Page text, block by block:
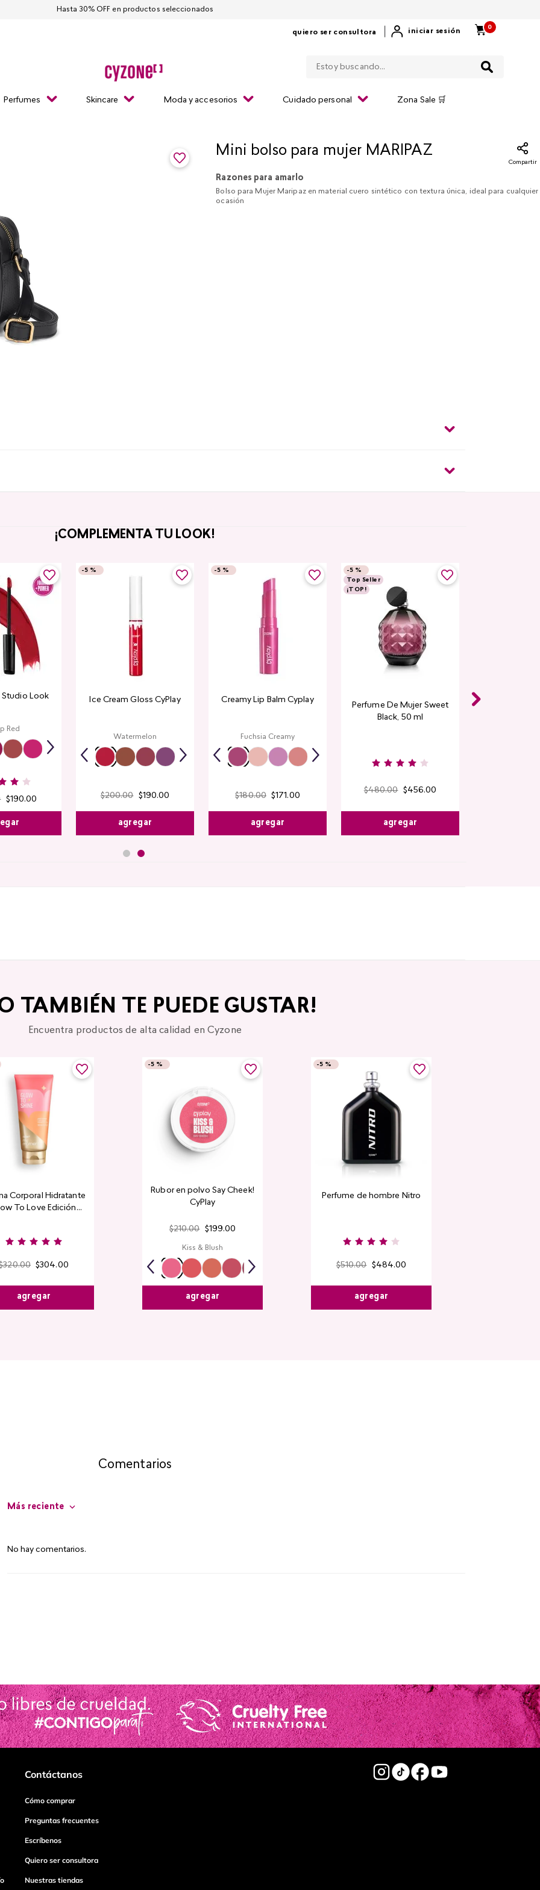
quiero ser consultora iniciar sesión
0
Perfumes Skincare Moda y accesorios Cuidado personal Zona Sale 🛒
Hasta 30% OFF en productos seleccionados
Mini bolso para mujer MARIPAZ
Compartir
Razones para amarlo
Bolso para Mujer Maripaz en material cuero sintético con textura única, ideal para cualquier
ocasión
¡COMPLEMENTA TU LOOK!
Studio Look
Red
$190.00
-5 %
Ice Cream Gloss CyPlay
Watermelon
$200.00 $190.00
agregar
-5 %
Creamy Lip Balm Cyplay
Fuchsia Creamy
$180.00 $171 .00
agregar
-5 %
Top Seller
¡TOP!
Perfume De Mujer Sweet
Black, 50 ml
$480.00 $456.00
agregar
TAMBIÉN TE PUEDE GUSTAR!
Encuentra productos de alta calidad en Cyzone
Corporal Hidratante
To Love Edición
320.00 $304.00
agregar
-5 %
Rubor en polvo Say Cheek!
CyPlay
$210.00 $199.00
Kiss & Blush
agregar
-5 %
Perfume de hombre Nitro
$510.00 $484.00
agregar
Comentarios
Más reciente
No hay comentarios.
Contáctanos
Cómo comprar
Preguntas frecuentes
Escríbenos
Quiero ser consultora
Nuestras tiendas